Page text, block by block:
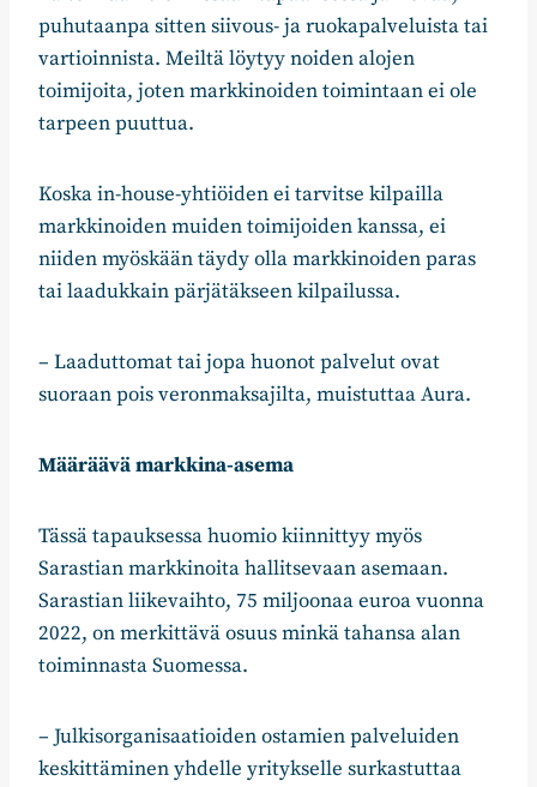
puhutaanpa sitten siivous- ja ruokapalveluista tai
vartioinnista. Meiltä löytyy noiden alojen
toimijoita, joten markkinoiden toimintaan ei ole
tarpeen puuttua.
Koska in-house-yhtiöiden ei tarvitse kilpailla
markkinoiden muiden toimijoiden kanssa, ei
niiden myöskään täydy olla markkinoiden paras
tai laadukkain pärjätäkseen kilpailussa.
– Laaduttomat tai jopa huonot palvelut ovat
suoraan pois veronmaksajilta, muistuttaa Aura.
Määräävä markkina-asema
Tässä tapauksessa huomio kiinnittyy myös
Sarastian markkinoita hallitsevaan asemaan.
Sarastian liikevaihto, 75 miljoonaa euroa vuonna
2022, on merkittävä osuus minkä tahansa alan
toiminnasta Suomessa.
– Julkisorganisaatioiden ostamien palveluiden
keskittäminen yhdelle yritykselle surkastuttaa